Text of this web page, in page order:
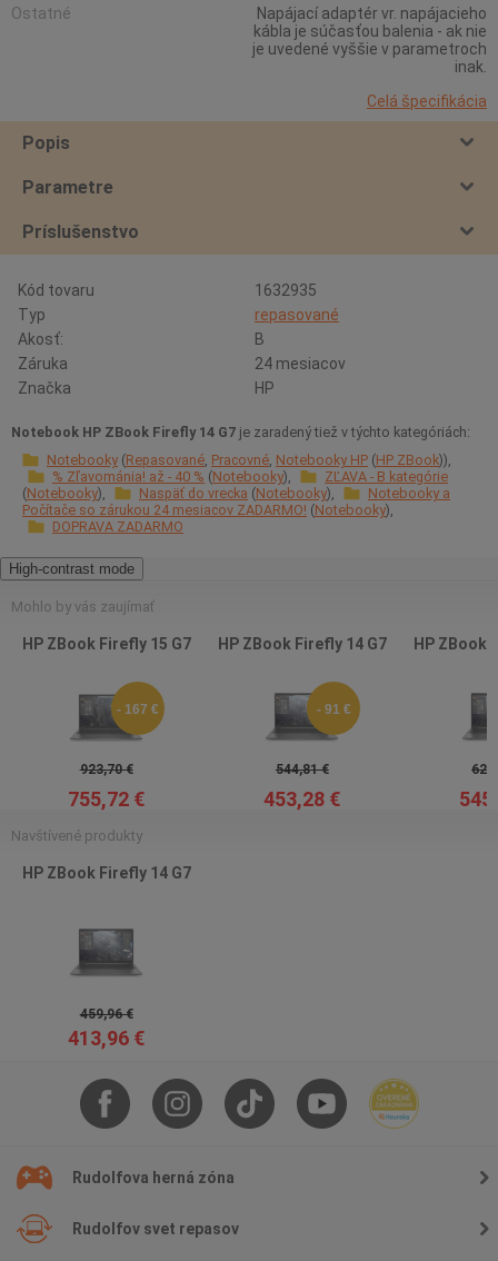
Ostatné
Napájací adaptér vr. napájacieho
kábla je súčasťou balenia - ak nie
je uvedené vyššie v parametroch
inak.
Celá špecifikácia
Popis
Parametre
Príslušenstvo
Kód tovaru
1632935
Typ
repasované
Akosť:
B
Záruka
24 mesiacov
Značka
HP
Notebook HP ZBook Firefly 14 G7 je zaradený tiež v týchto kategóriách:
Notebooky Repasované Pracovné Notebooky HP HP ZBook
% Zľavománia! až - 40 % Notebooky
ZĽAVA - B kategórie
Notebooky
Naspäť do vrecka Notebooky
Notebooky a
Počítače so zárukou 24 mesiacov ZADARMO! Notebooky
DOPRAVA ZADARMO
High-contrast mode
Mohlo by vás zaujímať
HP ZBook Firefly 15 G7
- 167 €
923,70 €
755,72 €
HP ZBook Firefly 14 G7
- 91 €
544,81 €
453,28 €
HP ZBook
Navštívené produkty
HP ZBook Firefly 14 G7
459,96 €
413,96 €
Rudolfova herná zóna
Rudolfov svet repasov